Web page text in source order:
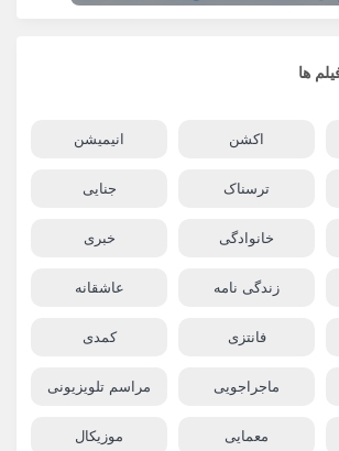
ها
اکشن انیمیشن
ترسناک جنایی
خانوادگی خبری
زندگی نامه عاشقانه
فانتزی کمدی
ماجراجویی مراسم تلویزیونی
معمایی موزیکال